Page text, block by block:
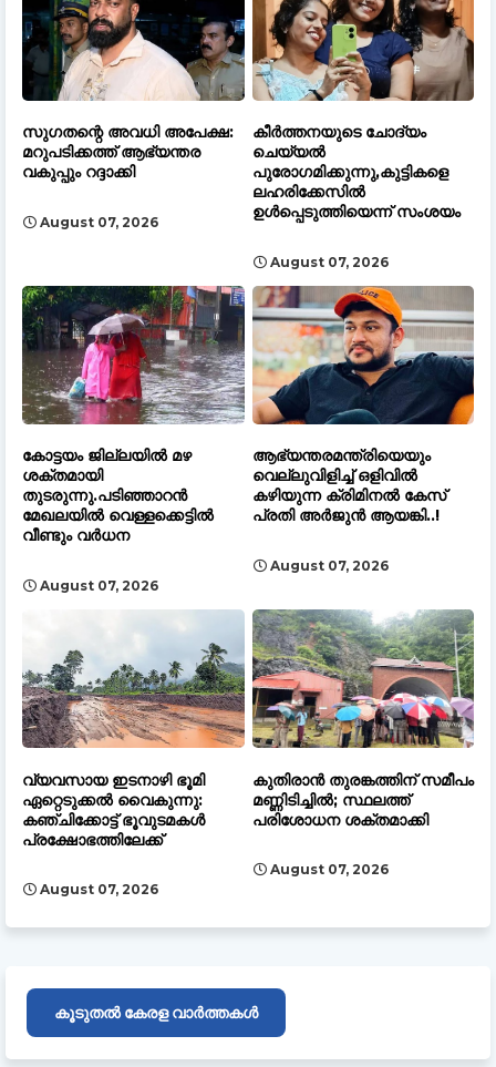
സുഗതന്റെ അവധി അപേക്ഷ:
മറുപടിക്കത്ത് ആഭ്യന്തര
വകുപ്പും റദ്ദാക്കി
August 07, 2026
കീർത്തനയുടെ ചോദ്യം
ചെയ്യൽ
പുരോഗമിക്കുന്നു,കുട്ടികളെ
ലഹരിക്കേസിൽ
ഉൾപ്പെടുത്തിയെന്ന് സംശയം
August 07, 2026
കോട്ടയം ജില്ലയിൽ മഴ
ശക്തമായി
തുടരുന്നു.പടിഞ്ഞാറൻ
മേഖലയിൽ വെള്ളക്കെട്ടിൽ
വീണ്ടും വർധന
August 07, 2026
ആഭ്യന്തരമന്ത്രിയെയും
വെല്ലുവിളിച്ച് ഒളിവില്‍
കഴിയുന്ന ക്രിമിനൽ കേസ്
പ്രതി അർജുൻ ആയങ്കി..!
August 07, 2026
വ്യവസായ ഇടനാഴി ഭൂമി
ഏറ്റെടുക്കൽ വൈകുന്നു:
കഞ്ചിക്കോട്ട് ഭൂവുടമകൾ
പ്രക്ഷോഭത്തിലേക്ക്
August 07, 2026
കുതിരാൻ തുരങ്കത്തിന് സമീപം
മണ്ണിടിച്ചിൽ; സ്ഥലത്ത്
പരിശോധന ശക്തമാക്കി
August 07, 2026
കൂടുതൽ കേരള വാർത്തകൾ